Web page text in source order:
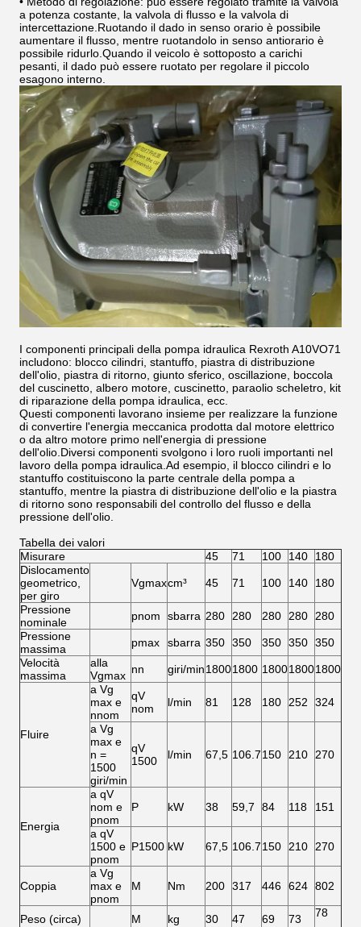
a potenza costante, la valvola di flusso e la valvola di
intercettazione.Ruotando il dado in senso orario è possibile
aumentare il flusso, mentre ruotandolo in senso antiorario è
possibile ridurlo.Quando il veicolo è sottoposto a carichi
pesanti, il dado può essere ruotato per regolare il piccolo
esagono interno.
I componenti principali della pompa idraulica Rexroth A10VO71
includono: blocco cilindri, stantuffo, piastra di distribuzione
dell'olio, piastra di ritorno, giunto sferico, oscillazione, boccola
del cuscinetto, albero motore, cuscinetto, paraolio scheletro, kit
di riparazione della pompa idraulica, ecc.
Questi componenti lavorano insieme per realizzare la funzione
di convertire l'energia meccanica prodotta dal motore elettrico
o da altro motore primo nell'energia di pressione
dell'olio.Diversi componenti svolgono i loro ruoli importanti nel
lavoro della pompa idraulica.Ad esempio, il blocco cilindri e lo
stantuffo costituiscono la parte centrale della pompa a
stantuffo, mentre la piastra di distribuzione dell'olio e la piastra
di ritorno sono responsabili del controllo del flusso e della
pressione dell'olio.
Tabella dei valori
Misurare
45 71 100 140
180
Dislocamento
geometrico,
per giro
Vgmaxcm³ 45 71 100 140 180
Pressione
nominale
pnom sbarra 280 280 280 280 280
Pressione
massima
pmax sbarra 350 350 350 350 350
Velocità
massima
alla
Vgmax nn giri/min18001800 180018001800
Fluire
a Vg
max e
nnom
qV
nom
l/min 81 128 180 252 324
a Vg
max e
n =
1500
giri/min
qV
1500
l/min 67,5 106.7150 210 270
Energia
a qV
nom e
pnom
P kW 38 59,7 84 118 151
a qV
1500 e
pnom
P1500 kW 67,5 106.7150 210 270
Coppia
a Vg
max e
pnom
M Nm 200 317 446 624 802
Peso (circa) M kg 30 47 69 73 78